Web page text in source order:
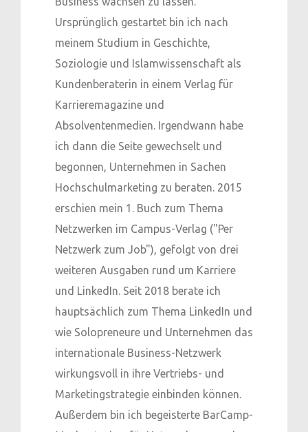
Ursprünglich gestartet bin ich nach
meinem Studium in Geschichte,
Soziologie und Islamwissenschaft als
Kundenberaterin in einem Verlag für
Karrieremagazine und
Absolventenmedien. Irgendwann habe
ich dann die Seite gewechselt und
begonnen, Unternehmen in Sachen
Hochschulmarketing zu beraten. 2015
erschien mein 1. Buch zum Thema
Netzwerken im Campus-Verlag ("Per
Netzwerk zum Job"), gefolgt von drei
weiteren Ausgaben rund um Karriere
und LinkedIn. Seit 2018 berate ich
hauptsächlich zum Thema LinkedIn und
wie Solopreneure und Unternehmen das
internationale Business-Netzwerk
wirkungsvoll in ihre Vertriebs- und
Marketingstrategie einbinden können.
Außerdem bin ich begeisterte BarCamp-